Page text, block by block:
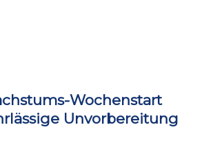
Wochenstart
Unvorbereitung